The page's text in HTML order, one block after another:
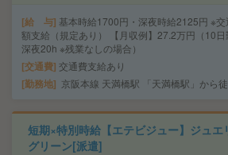
給 与 基本時給1700円・深夜時給2125円 ※交
額支給（規定あり） 【月収例】27.2万円（10日
深夜20h ※残業なしの場合）
交通費 交通費支給あり
勤務地 京阪本線 天満橋駅 「天満橋駅」から
短期×特別時給【エテビジュー】ジュ
グリーン[派遣]